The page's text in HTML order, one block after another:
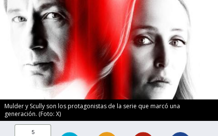
Mulder y Scully son los protagonistas de la serie que marcó una
generación. (Foto: X)
5